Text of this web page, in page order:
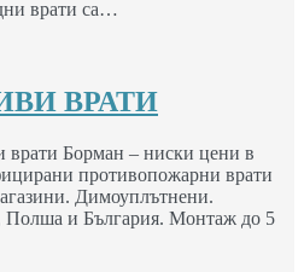
врати са…
ВРАТИ
врати Борман – ниски цени в
противопожарни врати
Димоуплътнени.
Полша и България. Монтаж до 5